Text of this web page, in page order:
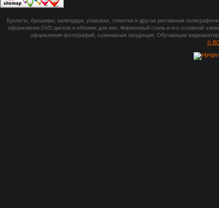
botsetto.ru -
photoshop,
шрифты,
Буклеты, брошюры, календари, упаковки, этикетки и другая рекламная
оформление DVD дисков и обложек для них. Фирменный стиль и его основной
оформления фотографий, сувенирная продукция. Обучающие
©